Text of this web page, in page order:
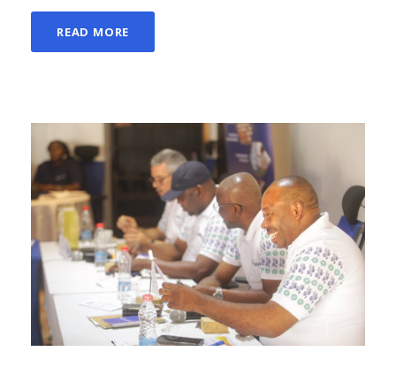
READ MORE